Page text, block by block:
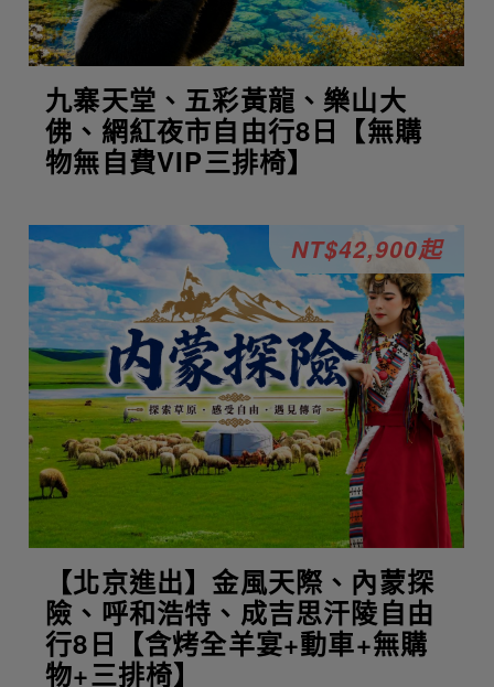
九寨天堂、五彩黃龍、樂山大
佛、網紅夜市自由行8日【無購
物無自費VIP三排椅】
【北京進出】金風天際、內蒙探
險、呼和浩特、成吉思汗陵自由
行8日【含烤全羊宴+動車+無購
物+三排椅】
NT$42,900起